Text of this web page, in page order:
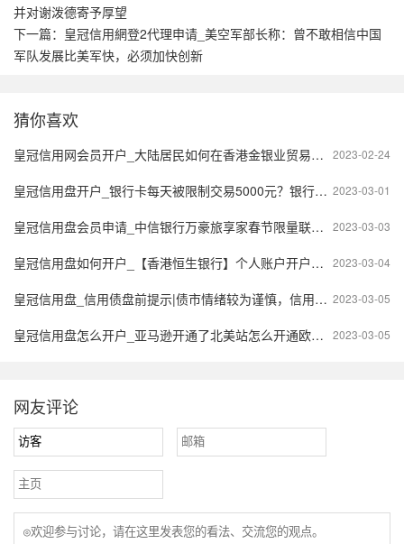
并对谢泼德寄予厚望
下一篇： 皇冠信用網登2代理申请_美空军部长称：曾不敢相信中国
军队发展比美军快，必须加快创新
猜你喜欢
2023-02-24
皇冠信用网会员开户_大陆居民如何在香港金银业贸易场开户
2023-03-01
皇冠信用盘开户_银行卡每天被限制交易5000元？银行回应来了！
2023-03-03
皇冠信用盘会员申请_中信银行万豪旅享家春节限量联名卡惊喜上线！
2023-03-04
皇冠信用盘如何开户_【香港恒生银行】个人账户开户攻略南
2023-03-05
皇冠信用盘_信用债盘前提示|债市情绪较为谨慎，信用债曲线收益率小幅波动
2023-03-05
皇冠信用盘怎么开户_亚马逊开通了北美站怎么开通欧洲站？需要哪些资料？
网友评论